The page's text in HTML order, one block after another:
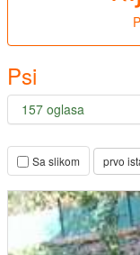
Psi
157 oglasa
Sa slikom prvo